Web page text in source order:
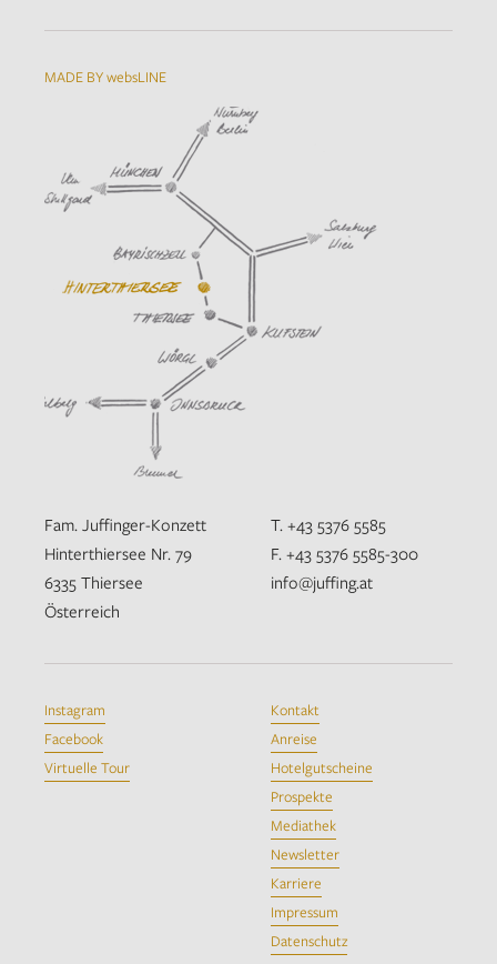
MADE BY websLINE
Fam. Juffinger-Konzett
Hinterthiersee Nr. 79
6335 Thiersee
Österreich
T. +43 5376 5585
F. +43 5376 5585-300
info@juffing.at
Instagram
Facebook
Virtuelle Tour
Kontakt
Anreise
Hotelgutscheine
Prospekte
Mediathek
Newsletter
Karriere
Impressum
Datenschutz